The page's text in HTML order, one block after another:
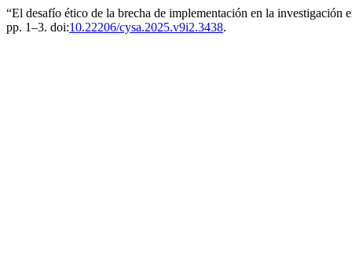
“El desafío ético de la brecha de implementación en la
pp. 1–3. doi:10.22206/cysa.2025.v9i2.3438.